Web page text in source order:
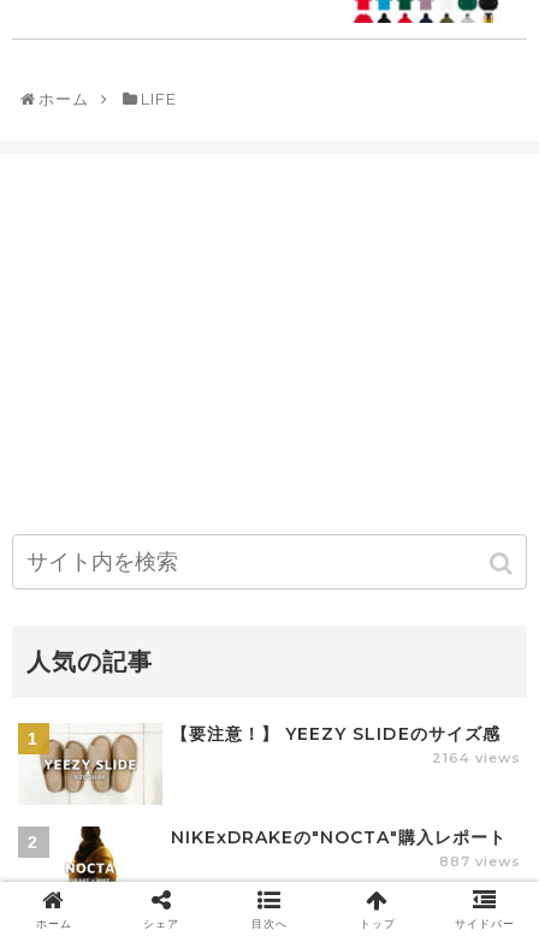
ホーム LIFE
人気の記事
【要注意！】 YEEZY SLIDEのサイズ感
2164 views
NIKExDRAKEの"NOCTA"購入レポート
887 views
ホーム シェア 目次へ トップ サイドバー